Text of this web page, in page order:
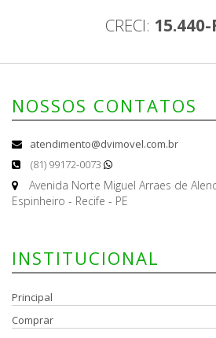
CRECI: 15.440-
NOSSOS CONTATOS
atendimento@dvimovel.com.br
(81) 99172-0073
Avenida Norte Miguel Arraes de
Espinheiro - Recife - PE
INSTITUCIONAL
Principal
Comprar